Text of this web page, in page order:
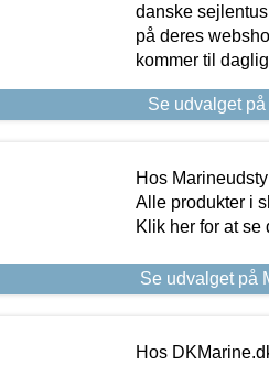
danske
på deres
kommer til
Se udvalget
Hos
Alle produkter i
Klik her for at se
Se udvalget på
Hos